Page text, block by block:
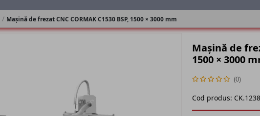
Mașină de frezat CNC CORMAK C1530 BSP, 1500 × 3000 mm
Mașină de
1500 × 3000
(0)
Cod produs: CK.1238